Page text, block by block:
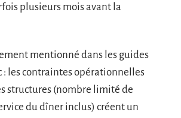
plusieurs mois avant la
mentionné dans les guides
: les contraintes opérationnelles
structures (nombre limité de
du dîner inclus) créent un